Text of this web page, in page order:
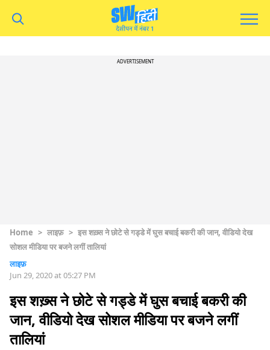
ADVERTISEMENT
Home > लाइफ़ > इस शख़्स ने छोटे से गड्डे में घुस बचाई बकरी की जान, वीडियो देख
सोशल मीडिया पर बजने लगीं तालियां
लाइफ़
Jun 29, 2020 at 05:27 PM
इस शख़्स ने छोटे से गड्डे में घुस बचाई बकरी की
जान, वीडियो देख सोशल मीडिया पर बजने लगीं
तालियां